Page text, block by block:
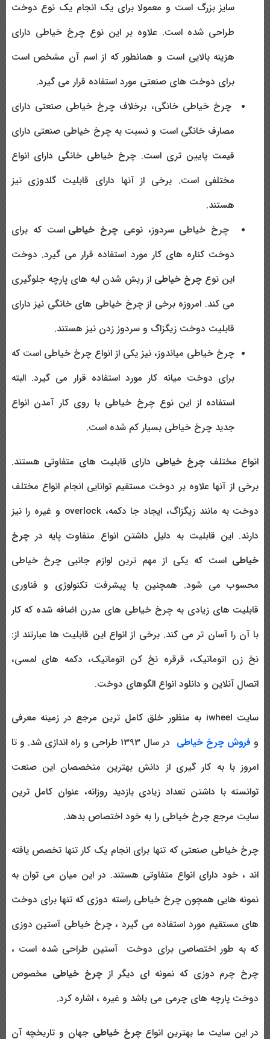
سایز بزرگ است و معمولا برای یک انجام یک نوع دوخت
طراحی شده است. علاوه بر این نوع چرخ خیاطی دارای
هزینه بالایی است و همانطور که از اسم آن مشخص است
برای دوخت های صنعتی مورد استفاده قرار می گیرد.
چرخ خیاطی خانگی، برخلاف چرخ خیاطی صنعتی دارای
مصارف خانگی است و نسبت به چرخ خیاطی صنعتی دارای
قیمت پایین تری است. چرخ خیاطی خانگی دارای انواع
مختلفی است. برخی از آنها دارای قابلیت گلدوزی نیز
هستند.
چرخ خیاطی سردوز، نوعیچرخ خیاطی است که برای
دوخت کناره های کار مورد استفاده قرار می گیرد. دوخت
این نوع چرخ خیاطی از ریش شدن لبه های پارچه جلوگیری
می کند. امروزه برخی از چرخ خیاطی های خانگی نیز دارای
قابلیت دوخت زیگزاگ و سردوز زدن نیز هستند.
چرخ خیاطی میاندوز، نیز یکی از انواع چرخ خیاطی است که
برای دوخت میانه کار مورد استفاده قرار می گیرد. البته
استفاده از این نوع چرخ خیاطی با روی کار آمدن انواع
جدید چرخ خیاطی بسیار کم شده است.
انواع مختلفچرخ خیاطی دارای قابلیت های متفاوتی هستند.
برخی از آنها علاوه بر دوخت مستقیم توانایی انجام انواع مختلف
دوخت به مانند زیگزاگ، ایجاد جا دکمه، overlock و غیره را نیز
دارند. این قابلیت به دلیل داشتن انواع متفاوت پایه درچرخ
خیاطی است که یکی از مهم ترین لوازم جانبی چرخ خیاطی
محسوب می شود. همچنین با پیشرفت تکنولوژی و فناوری
قابلیت های زیادی به چرخ خیاطی های مدرن اضافه شده که کار
با آن را آسان تر می کند. برخی از انواع این قابلیت ها عبارتند از:
نخ زن اتوماتیک، قرقره نخ کن اتوماتیک، دکمه های لمسی،
اتصال آنلاین و دانلود انواع الگوهای دوخت.
سایت iwheel به منظور خلق کامل ترین مرجع در زمینه معرفی
و فروش چرخ خیاطی
در سال 1393 طراحی و راه اندازی شد. و تا
امروز با به کار گیری از دانش بهترین متخصصان این صنعت
توانسته با داشتن تعداد زیادی بازدید روزانه، عنوان کامل ترین
سایت مرجع چرخ خیاطی را به خود اختصاص بدهد.
چرخ خیاطی صنعتی که تنها برای انجام یک کار تنها تخصص یافته
اند ، خود دارای انواع متفاوتی هستند. در این میان می توان به
نمونه هایی همچون چرخ خیاطی راسته دوزی که تنها برای دوخت
های مستقیم مورد استفاده می گیرد ، چرخ خیاطی آستین دوزی
که به طور اختصاصی برای دوخت آستین طراحی شده است ،
چرخ چرم دوزی که نمونه ای دیگر ازچرخ خیاطی مخصوص
دوخت پارچه های چرمی می باشد و غیره ، اشاره کرد.
در این سایت ما بهترین انواعچرخ خیاطی جهان و تاریخچه آن